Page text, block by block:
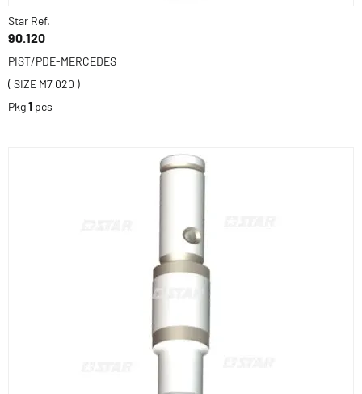
Star Ref.
90.120
PIST/PDE-MERCEDES
( SIZE M7,020 )
Pkg1 pcs